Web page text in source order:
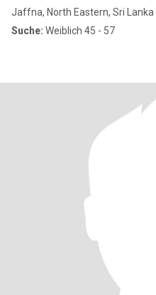
Jaffna, North Eastern, Sri Lanka
Suche: Weiblich 45 - 57